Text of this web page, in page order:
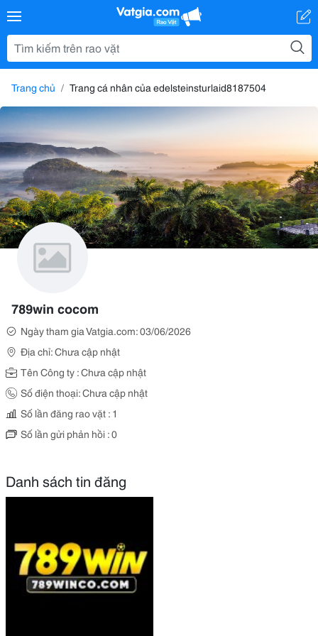
Trang chủ Trang cá nhân của edelsteinsturlaid8187504
789win cocom
Ngày tham gia Vatgia.com: 03/06/2026
Địa chỉ: Chưa cập nhật
Tên Công ty : Chưa cập nhật
Số điện thoại: Chưa cập nhật
Số lần đăng rao vặt : 1
Số lần gửi phản hồi : 0
Danh sách tin đăng